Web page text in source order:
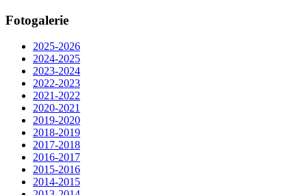
Fotogalerie
2025-2026
2024-2025
2023-2024
2022-2023
2021-2022
2020-2021
2019-2020
2018-2019
2017-2018
2016-2017
2015-2016
2014-2015